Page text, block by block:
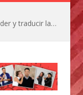
La IA está acercándonos a comprender y traducir las vocalizaciones y comportamientos de nuestras mascotas